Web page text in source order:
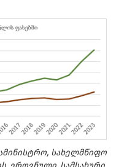
სახელმწიფო